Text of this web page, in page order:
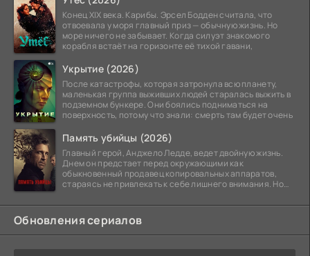
Конец XIX века. Карибы. Эрсел Бодден считала, что
отвоевала у моря главный приз — обычную жизнь. Но
море ничего не забывает. Когда силуэт знакомого
корабля встаёт на горизонте её тихой гавани,
Укрытие (2026)
После катастрофы, которая затронула всю планету,
маленькая группа выживших людей старалась выжить в
подземном бункере. Они боялись подниматься на
поверхность, потому что знали: смерть там будет очень
Память убийцы (2026)
Главный герой, Анджело Ледде, ведет двойную жизнь.
Днем он предстает перед окружающими как
обыкновенный продавец копировальных аппаратов,
стараясь не привлекать к себе лишнего внимания. Но
Обновления сериалов